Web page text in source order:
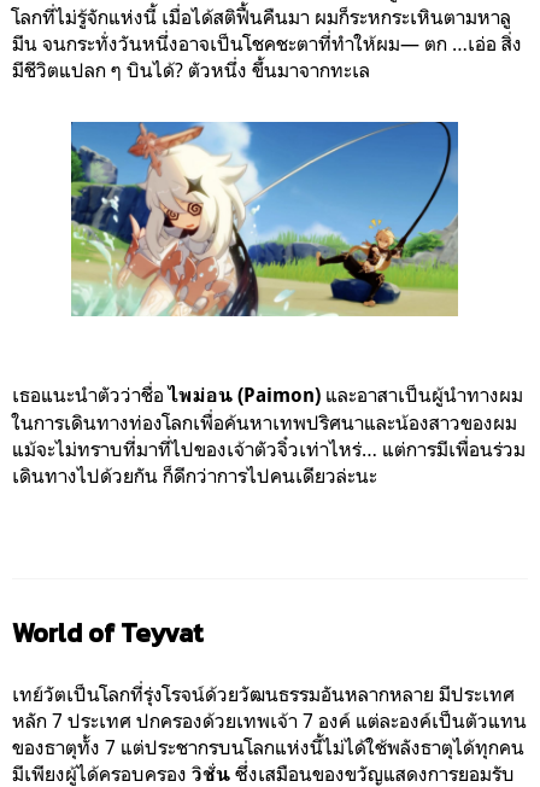
โลกที่ไม่รู้จักแห่งนี้ เมื่อได้สติฟื้นคืนมา ผมก็ระหกระเหินตามหาลู
มีน จนกระทั่งวันหนึ่งอาจเป็นโชคชะตาที่ทำให้ผม— ตก …เอ่อ สิ่ง
มีชีวิตแปลก ๆ บินได้? ตัวหนึ่ง ขึ้นมาจากทะเล
เธอแนะนำตัวว่าชื่อไพม่อน (Paimon) และอาสาเป็นผู้นำทางผม
ในการเดินทางท่องโลกเพื่อค้นหาเทพปริศนาและน้องสาวของผม
แม้จะไม่ทราบที่มาที่ไปของเจ้าตัวจิ๋วเท่าไหร่… แต่การมีเพื่อนร่วม
เดินทางไปด้วยกัน ก็ดีกว่าการไปคนเดียวล่ะนะ
World of Teyvat
เทย์วัตเป็นโลกที่รุ่งโรจน์ด้วยวัฒนธรรมอันหลากหลาย มีประเทศ
หลัก 7 ประเทศ ปกครองด้วยเทพเจ้า 7 องค์ แต่ละองค์เป็นตัวแทน
ของธาตุทั้ง 7 แต่ประชากรบนโลกแห่งนี้ไม่ได้ใช้พลังธาตุได้ทุกคน
มีเพียงผู้ได้ครอบครอง วิชั่น ซึ่งเสมือนของขวัญแสดงการยอมรับ